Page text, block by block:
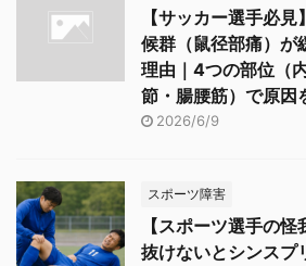
【サッカー選手必
候群（鼠径部痛）が
理由｜4つの部位（
節・腸腰筋）で原因
2026/6/9
スポーツ障害
【スポーツ選手の
抜けないとシンスプ